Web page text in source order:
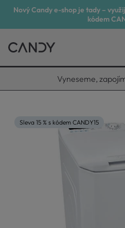
Nový Candy e-shop je tady –
kódem
Vyneseme,
Sleva 15 % s kódem CANDY15